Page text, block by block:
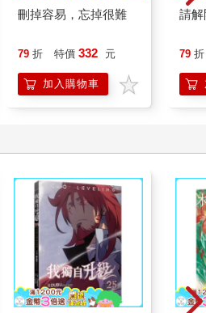
刪掉容易，忘掉很難
79 折 特價 332 元
加入購物車
請解
79 折